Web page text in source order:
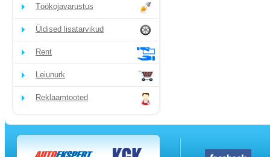
Töökojavarustus
Üldised lisatarvikud
Rent
Leiunurk
Reklaamtooted